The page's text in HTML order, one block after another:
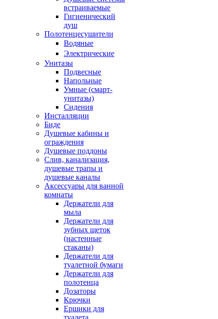
встраиваемые
Гигиенический
душ
Полотенцесушители
ㅤВодяные
ㅤЭлектрические
Унитазы
Подвесные
Напольные
Умные (смарт-
унитазы)
Сидения
Инсталляции
Биде
Душевые кабины и
ограждения
Душевые поддоны
Слив, канализация,
душевые трапы и
душевые каналы
Аксессуары для ванной
комнаты
Держатели для
мыла
Держатели для
зубных щеток
(настенные
стаканы)
Держатели для
туалетной бумаги
Держатели для
полотенца
Дозаторы
Крючки
Ершики для
туалета